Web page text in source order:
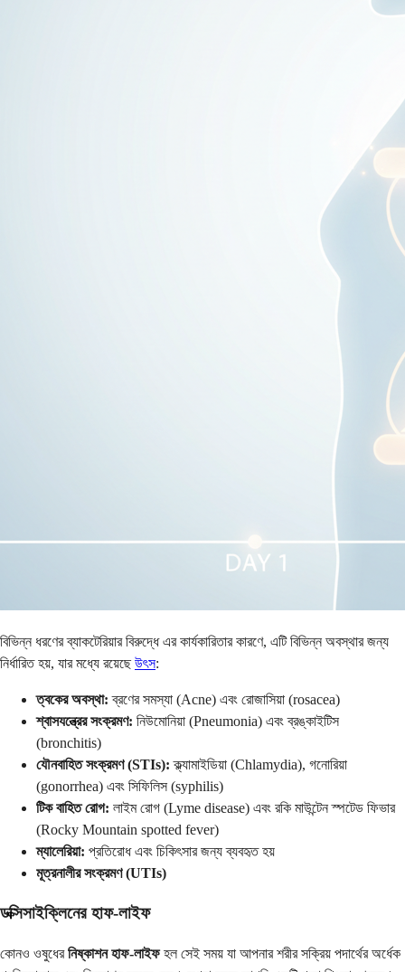
বিভিন্ন ধরণের ব্যাকটেরিয়ার বিরুদ্ধে এর কার্যকারিতার কারণে, এটি বিভিন্ন অবস্থার জন্য
নির্ধারিত হয়, যার মধ্যে রয়েছেউৎস:
ত্বকের অবস্থা: ব্রণের সমস্যা (Acne) এবং রোজাসিয়া (rosacea)
শ্বাসযন্ত্রের সংক্রমণ: নিউমোনিয়া (Pneumonia) এবং ব্রঙ্কাইটিস
(bronchitis)
যৌনবাহিত সংক্রমণ (STIs): ক্ল্যামাইডিয়া (Chlamydia), গনোরিয়া
(gonorrhea) এবং সিফিলিস (syphilis)
টিক বাহিত রোগ: লাইম রোগ (Lyme disease) এবং রকি মাউন্টেন স্পটেড ফিভার
(Rocky Mountain spotted fever)
ম্যালেরিয়া: প্রতিরোধ এবং চিকিৎসার জন্য ব্যবহৃত হয়
মূত্রনালীর সংক্রমণ (UTIs)
ডক্সিসাইক্লিনের হাফ-লাইফ
কোনও ওষুধেরনিষ্কাশন হাফ-লাইফহল সেই সময় যা আপনার শরীর সক্রিয় পদার্থের অর্ধেক